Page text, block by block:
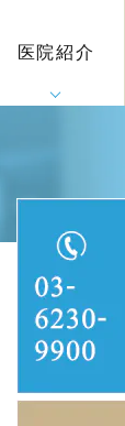
医院紹介
医紹介
る理由